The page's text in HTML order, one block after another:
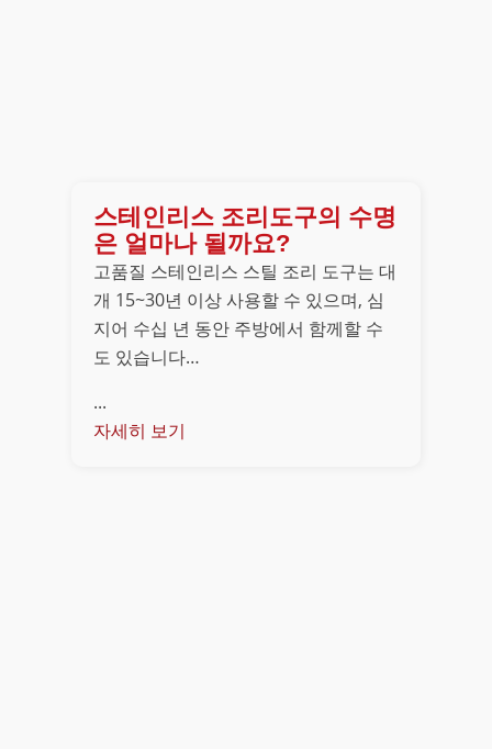
스테인리스 조리도구의 수명
은 얼마나 될까요?
고품질 스테인리스 스틸 조리 도구는 대
개 15~30년 이상 사용할 수 있으며, 심
지어 수십 년 동안 주방에서 함께할 수
도 있습니다…
...
자세히 보기